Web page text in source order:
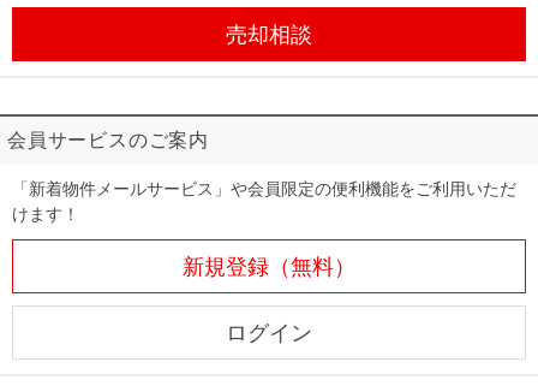
売却相談
会員サービスのご案内
「新着物件メールサービス」や会員限定の便利機能をご利用いただ
けます！
新規登録（無料）
ログイン